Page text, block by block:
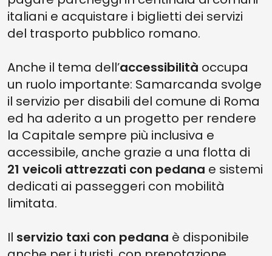
italiani e acquistare i biglietti dei servizi
del trasporto pubblico romano.
Anche il tema dell’accessibilità occupa
un ruolo importante: Samarcanda svolge
il servizio per disabili del comune di Roma
ed ha aderito a un progetto per rendere
la Capitale sempre più inclusiva e
accessibile, anche grazie a una flotta di
21 veicoli attrezzati con pedana e sistemi
dedicati ai passeggeri con mobilità
limitata.
Il servizio taxi con pedana è disponibile